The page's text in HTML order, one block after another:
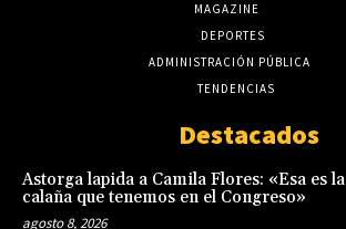
MAGAZINE
DEPORTES
ADMINISTRACIÓN PÚBLICA
TENDENCIAS
Destacados
Astorga lapida a Camila Flores: «Esa es la
calaña que tenemos en el Congreso»
agosto 8, 2026